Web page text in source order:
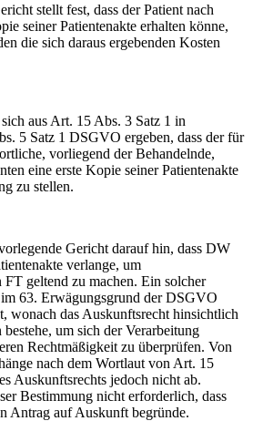
stellt fest, dass der Patient nach
seiner Patientenakte erhalten könne,
die sich daraus ergebenden Kosten
aus Art. 15 Abs. 3 Satz 1 in
5 Satz 1 DSGVO ergeben, dass der für
vorliegend der Behandelnde,
eine erste Kopie seiner Patientenakte
zu stellen.
Gericht darauf hin, dass DW
verlange, um
FT geltend zu machen. Ein solcher
63. Erwägungsgrund der DSGVO
wonach das Auskunftsrecht hinsichtlich
um sich der Verarbeitung
Rechtmäßigkeit zu überprüfen. Von
nach dem Wortlaut von Art. 15
Auskunftsrechts jedoch nicht ab.
Bestimmung nicht erforderlich, dass
Antrag auf Auskunft begründe.